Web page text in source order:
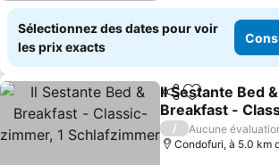
Sélectionnez des dates pour voir
les prix exacts
PartagerAjouter à
Il Sestante Bed &
Breakfast -
zimmer, 1
Consulter les prix
/
Aucune
Condofuri, à 5.0 km